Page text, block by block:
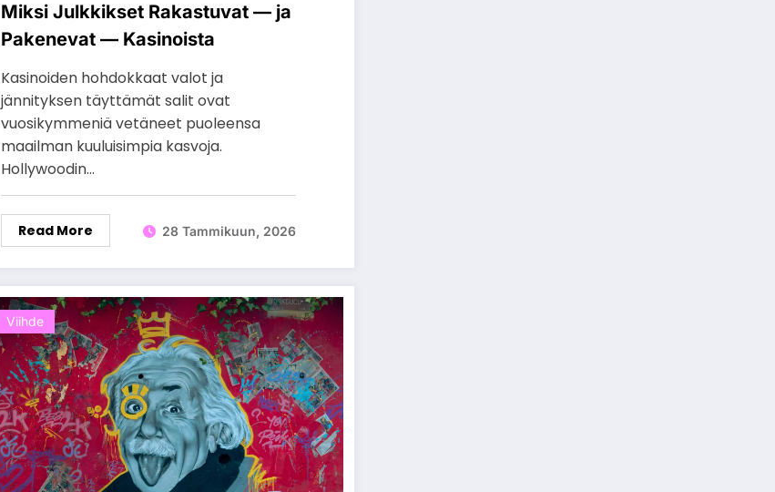
Miksi Julkkikset Rakastuvat — ja
Pakenevat — Kasinoista
Kasinoiden hohdokkaat valot ja
jännityksen täyttämät salit ovat
vuosikymmeniä vetäneet puoleensa
maailman kuuluisimpia kasvoja.
Hollywoodin…
Read More 28 Tammikuun, 2026
Viihde